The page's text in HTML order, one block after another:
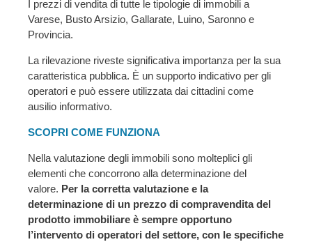
I prezzi di vendita di tutte le tipologie di immobili a
Varese, Busto Arsizio, Gallarate, Luino, Saronno e
Provincia.
La rilevazione riveste significativa importanza per la sua
caratteristica pubblica. È un supporto indicativo per gli
operatori e può essere utilizzata dai cittadini come
ausilio informativo.
SCOPRI COME FUNZIONA
Nella valutazione degli immobili sono molteplici gli
elementi che concorrono alla determinazione del
valore. Per la corretta valutazione e la
determinazione di un prezzo di compravendita del
prodotto immobiliare è sempre opportuno
l’intervento di operatori del settore, con le specifiche